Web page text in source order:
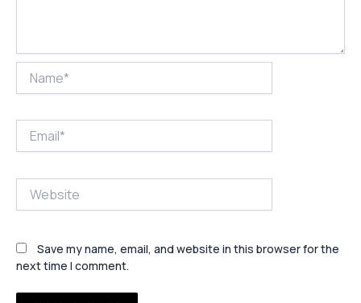
Save my name, email, and website in this browser for the
next time I comment.